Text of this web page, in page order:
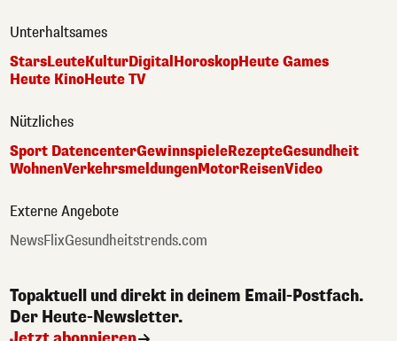
Unterhaltsames
StarsLeuteKulturDigitalHoroskopHeute Games
Heute KinoHeute TV
Nützliches
Sport DatencenterGewinnspieleRezepteGesundheit
WohnenVerkehrsmeldungenMotorReisenVideo
Externe Angebote
NewsFlixGesundheitstrends.com
Topaktuell und direkt in deinem Email-Postfach.
Der Heute-Newsletter.